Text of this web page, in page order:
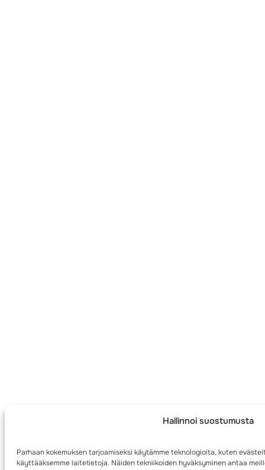
Hallinnoi suostumusta
Parhaan kokemuksen tarjoamiseksi käytämme teknologioita, kuten
käyttääksemme laitetietoja. Näiden tekniikoiden hyväksyminen antaa